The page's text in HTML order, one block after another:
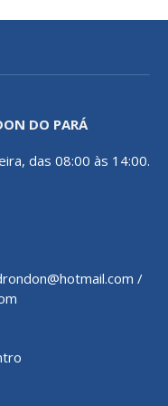
DO PARÁ
das 08:00 às 14:00.
/